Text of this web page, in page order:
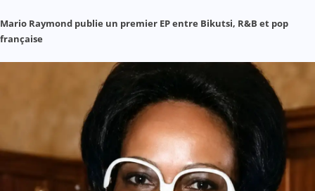
Mario Raymond publie un premier EP entre Bikutsi, R&B et pop
française